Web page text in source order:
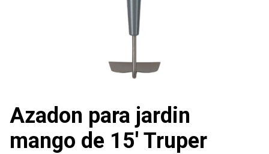
Azadon para jardin
mango de 15′ Truper